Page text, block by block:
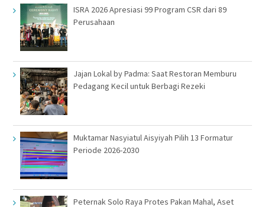
ISRA 2026 Apresiasi 99 Program CSR dari 89
Perusahaan
Jajan Lokal by Padma: Saat Restoran Memburu
Pedagang Kecil untuk Berbagi Rezeki
Muktamar Nasyiatul Aisyiyah Pilih 13 Formatur
Periode 2026-2030
Peternak Solo Raya Protes Pakan Mahal, Aset